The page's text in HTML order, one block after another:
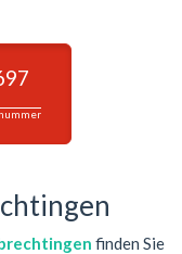
finden Sie